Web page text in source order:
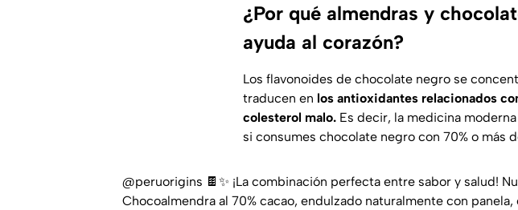
¿Por qué almendras y
ayuda al corazón?
Los flavonoides de chocolate negro se
traducen en los antioxidantes relacionados
colesterol malo. Es decir, la medicina
si consumes chocolate negro con 70% o más
@peruorigins 🍫✨ ¡La combinación perfecta entre sabor y salud!
Chocoalmendra al 70% cacao, endulzado naturalmente con panela,